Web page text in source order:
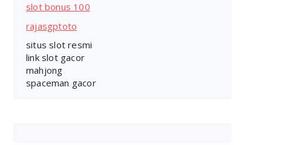
slot bonus 100
rajasgptoto
situs slot resmi
link slot gacor
mahjong
spaceman gacor